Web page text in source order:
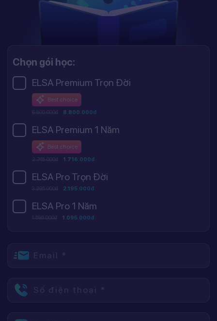
Chọn gói học:
ELSA Premium Trọn Đời
Best choice
8.800.000đ 8.800.000đ
ELSA Premium 1 Năm
Best choice
2.745.000đ 1.716.000đ
ELSA Pro Trọn Đời
3.395.000đ 2.195.000đ
ELSA Pro 1 Năm
1.595.000đ 1.095.000đ
Email *
Số điện thoại *